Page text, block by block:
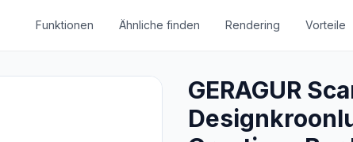
Funktionen Ähnliche finden Rendering Vorteile
GERAGUR